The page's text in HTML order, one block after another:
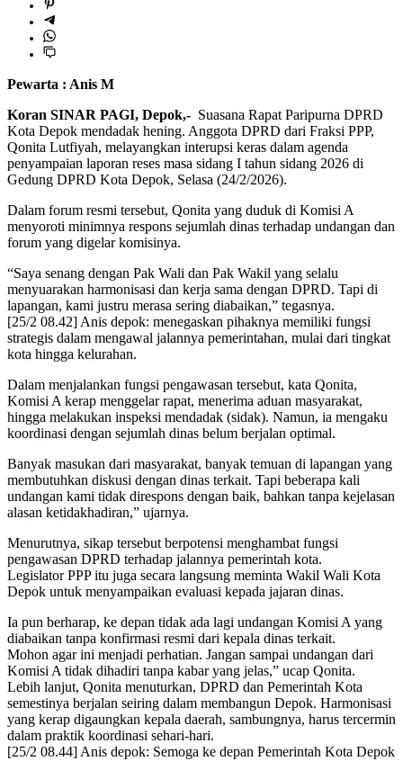
Pewarta : Anis M
Koran SINAR PAGI, Depok,- Suasana Rapat Paripurna DPRD
Kota Depok mendadak hening. Anggota DPRD dari Fraksi PPP,
Qonita Lutfiyah, melayangkan interupsi keras dalam agenda
penyampaian laporan reses masa sidang I tahun sidang 2026 di
Gedung DPRD Kota Depok, Selasa (24/2/2026).
Dalam forum resmi tersebut, Qonita yang duduk di Komisi A
menyoroti minimnya respons sejumlah dinas terhadap undangan dan
forum yang digelar komisinya.
“Saya senang dengan Pak Wali dan Pak Wakil yang selalu
menyuarakan harmonisasi dan kerja sama dengan DPRD. Tapi di
lapangan, kami justru merasa sering diabaikan,” tegasnya.
[25/2 08.42] Anis depok: menegaskan pihaknya memiliki fungsi
strategis dalam mengawal jalannya pemerintahan, mulai dari tingkat
kota hingga kelurahan.
Dalam menjalankan fungsi pengawasan tersebut, kata Qonita,
Komisi A kerap menggelar rapat, menerima aduan masyarakat,
hingga melakukan inspeksi mendadak (sidak). Namun, ia mengaku
koordinasi dengan sejumlah dinas belum berjalan optimal.
Banyak masukan dari masyarakat, banyak temuan di lapangan yang
membutuhkan diskusi dengan dinas terkait. Tapi beberapa kali
undangan kami tidak direspons dengan baik, bahkan tanpa kejelasan
alasan ketidakhadiran,” ujarnya.
Menurutnya, sikap tersebut berpotensi menghambat fungsi
pengawasan DPRD terhadap jalannya pemerintah kota.
Legislator PPP itu juga secara langsung meminta Wakil Wali Kota
Depok untuk menyampaikan evaluasi kepada jajaran dinas.
Ia pun berharap, ke depan tidak ada lagi undangan Komisi A yang
diabaikan tanpa konfirmasi resmi dari kepala dinas terkait.
Mohon agar ini menjadi perhatian. Jangan sampai undangan dari
Komisi A tidak dihadiri tanpa kabar yang jelas,” ucap Qonita.
Lebih lanjut, Qonita menuturkan, DPRD dan Pemerintah Kota
semestinya berjalan seiring dalam membangun Depok. Harmonisasi
yang kerap digaungkan kepala daerah, sambungnya, harus tercermin
dalam praktik koordinasi sehari-hari.
[25/2 08.44] Anis depok: Semoga ke depan Pemerintah Kota Depok